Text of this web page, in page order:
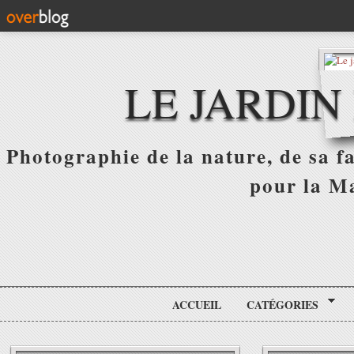
LE
Photographie de la nature, de sa
pour la
ACCUEIL CATÉGORIES